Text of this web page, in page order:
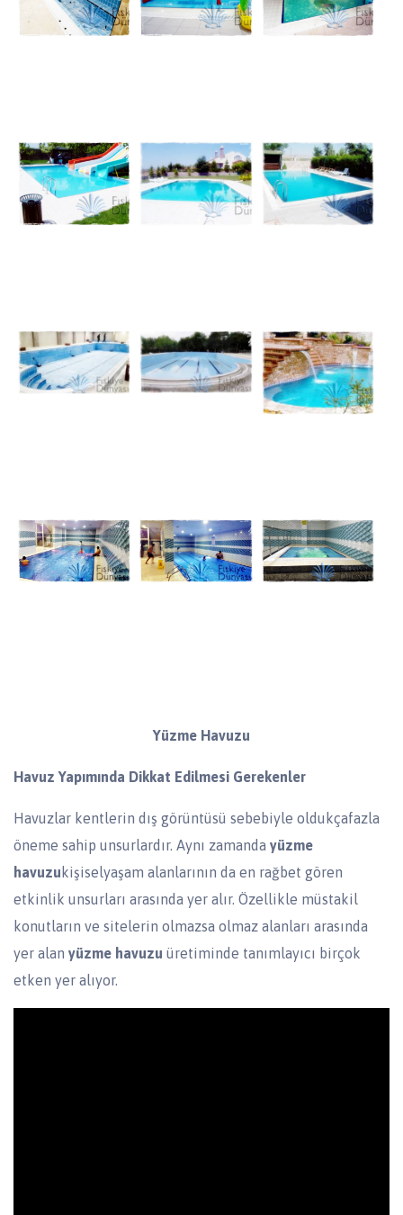
Yüzme Havuzu
Havuz Yapımında Dikkat Edilmesi Gerekenler
Havuzlar kentlerin dış görüntüsü sebebiyle oldukçafazla
öneme sahip unsurlardır. Aynı zamanda yüzme
havuzu kişiselyaşam alanlarının da en rağbet gören
etkinlik unsurları arasında yer alır. Özellikle müstakil
konutların ve sitelerin olmazsa olmaz alanları arasında
yer alan yüzme havuzu üretiminde tanımlayıcı birçok
etken yer alıyor.